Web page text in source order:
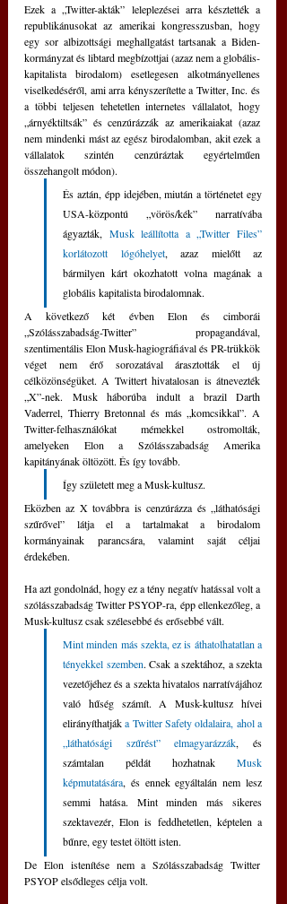
Ezek a „Twitter-akták” leleplezései arra késztették a
republikánusokat az amerikai kongresszusban, hogy
egy sor albizottsági meghallgatást tartsanak a Biden-
kormányzat és libtard megbízottjai (azaz nem a globális-
kapitalista birodalom) esetlegesen alkotmányellenes
viselkedéséről, ami arra kényszerítette a Twitter, Inc. és
a többi teljesen tehetetlen internetes vállalatot, hogy
„árnyéktiltsák” és cenzúrázzák az amerikaiakat (azaz
nem mindenki mást az egész birodalomban, akit ezek a
vállalatok szintén cenzúráztak egyértelműen
összehangolt módon).
És aztán, épp idejében, miután a történetet egy
USA-központú „vörös/kék” narratívába
ágyazták, Musk leállította a „Twitter Files”
korlátozott lógóhelyet, azaz mielőtt az
bármilyen kárt okozhatott volna magának a
globális kapitalista birodalomnak.
A következő két évben Elon és cimborái
„Szólásszabadság-Twitter” propagandával,
szentimentális Elon Musk-hagiográfiával és PR-trükkök
véget nem érő sorozatával árasztották el új
célközönségüket. A Twittert hivatalosan is átnevezték
„X”-nek. Musk háborúba indult a brazil Darth
Vaderrel, Thierry Bretonnal és más „komcsikkal”. A
Twitter-felhasználókat mémekkel ostromolták,
amelyeken Elon a Szólásszabadság Amerika
kapitányának öltözött. És így tovább.
Így született meg a Musk-kultusz.
Eközben az X továbbra is cenzúrázza és „láthatósági
szűrővel” látja el a tartalmakat a birodalom
kormányainak parancsára, valamint saját céljai
érdekében.
Ha azt gondolnád, hogy ez a tény negatív hatással volt a
szólásszabadság Twitter PSYOP-ra, épp ellenkezőleg, a
Musk-kultusz csak szélesebbé és erősebbé vált.
Mint minden más szekta, ez is áthatolhatatlan a
tényekkel szemben. Csak a szektához, a szekta
vezetőjéhez és a szekta hivatalos narratívájához
való hűség számít. A Musk-kultusz hívei
elirányíthatják a Twitter Safety oldalaira, ahol a
„láthatósági szűrést” elmagyarázzák, és
számtalan példát hozhatnak Musk
képmutatására, és ennek egyáltalán nem lesz
semmi hatása. Mint minden más sikeres
szektavezér, Elon is feddhetetlen, képtelen a
bűnre, egy testet öltött isten.
De Elon istenítése nem a Szólásszabadság Twitter
PSYOP elsődleges célja volt.